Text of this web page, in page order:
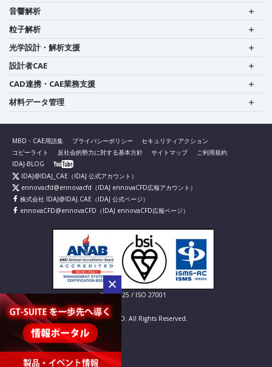
音響解析
粒子解析
光学設計・解析支援
設計者CAE
CAD連携・CAE業務支援
材料データ管理
MBD・CAE用語集 プライバシーポリシー
セキュリティアクション
コピーライト
反社会的勢力に対する基本方針 サイトマップ
ご利用規約
IDAJ-BLOG
IDAJ@IDAJ_CAE （IDAJ 公式アカウント）
ennovacfd@ennovacfd （IDAJ ennovaCFD広報アカウント）
株式会社 IDAJ@IDAJ.CAE （IDAJ 公式ページ）
ennovaCFD@ennovaCFD （IDAJ ennovaCFD広報ページ）
IS 826725 / ISO 27001
© IDAJ Co., LTD. All Rights Reserved.